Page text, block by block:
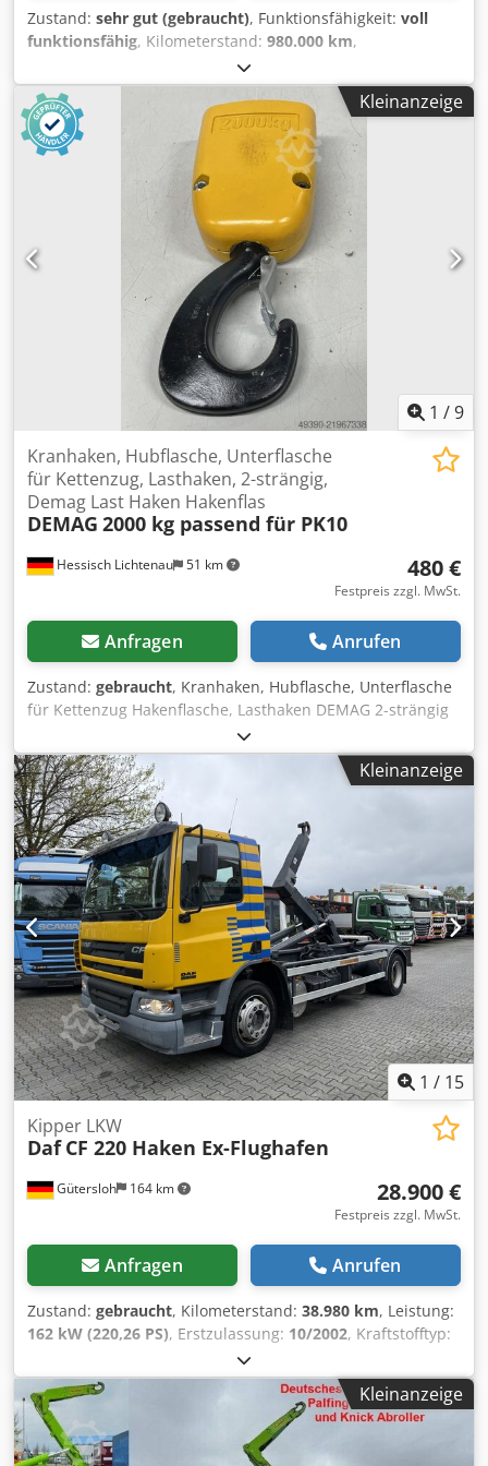
Zustand: sehr gut (gebraucht), Funktionsfähigkeit: voll
funktionsfähig, Kilometerstand: 980.000 km,
, Kraftstofftyp:
Diesel, Farbe:Rot, Emissionsklasse:Euro4, Baujahr:2006,
Ausstattung:
ABS, Airbag, Anhängerkupplung,
Differentialsperre, EBS (Elektronisches Bremssystem),
Klimaanlage, Nebelscheinwerfer, Scheckheftgepflegt
Scania R 480 TAM-Abrollkipper 30 t 4 Achsen 8x2 Baujahr
2006 Cedpjya H D Usfx Aaierf Dieselmotor Manuelles
Getriebe Euro 4 Leistung 353 kW (480 PS) Hubraum 11.705
(6 Zylinder) ABS Motorbremse 4. gelenkte und liftbare
Achse Differentialsperre Klimaanlage Elektrische
Fensterheber und Spiegel Sonnenblende Radio 980.000 km
Kleinanzeige
1 /9
Hessisch Lichtenau 51 km
Kranhaken, Hubflasche, Unterflasche
für Kettenzug, Lasthaken, 2-strängig,
Demag Last Haken Hakenflas
DEMAG 2000 kg passend für PK10
480 €
Festpreis zzgl. MwSt.
Anfragen Anrufen
Zustand: gebraucht, Kranhaken, Hubflasche, Unterflasche
für Kettenzug Hakenflasche, Lasthaken DEMAG 2-strängig
passend für PK10 Tragkraft: 2000 kg Demag Nr.: 56236044
wurde ersetzt durch Demag Nr.: 64755304 für zwei
Laststränge Kette Nennabmessung: 10,0 x 28,0 mm
Kettenteilung für 1 Kettenglied: 28 mm Kettenteilung für
11 Kettenglieder: 208 mm Drahtstärke = Nenndicke: 10 mm
Abmessung außen-quer: ca. 34 mm Abmessung innen-
längs: ca. 28 mm Abmessung außen-längs: ca. 48 mm
Eigengewicht: 6,6 kg Cedpoy Tptmsfx Aaiorf sehr guter
Zustand, aus Lagerbestand
Kleinanzeige
1 / 15
Gütersloh 164 km
Kipper LKW
Daf CF 220 Haken Ex-Flughafen
28.900 €
Festpreis zzgl. MwSt.
Anfragen Anrufen
Zustand: gebraucht, Kilometerstand: 38.980 km, Leistung:
162 kW (220,26 PS), Erstzulassung: 10/2002, Kraftstofftyp:
7.720 kg, maximales Ladegewicht:
10.280 kg, Gesamtgewicht:18.000 kg, Achsen-
Konfiguration:
4.500 mm, Bremsen:
Motorbremsung
, Fahrerkabine:Fahrerhaus
Getriebetyp:
, Emissionsklasse:
Kleinanzeige